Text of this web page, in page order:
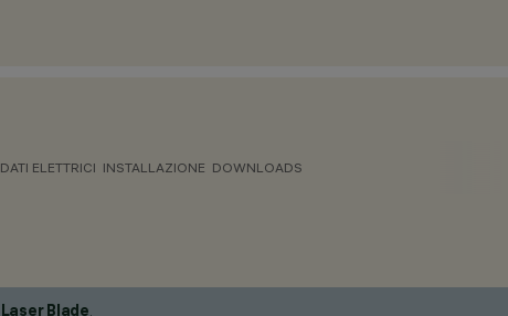
DATI ELETTRICI INSTALLAZIONE DOWNLOADS
Laser Blade.